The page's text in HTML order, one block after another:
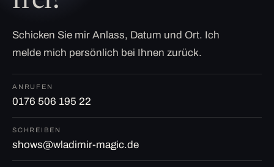
Schicken Sie mir Anlass, Datum und Ort. Ich
melde mich persönlich bei Ihnen zurück.
ANRUFEN
0176 506 195 22
SCHREIBEN
shows@wladimir-magic.de